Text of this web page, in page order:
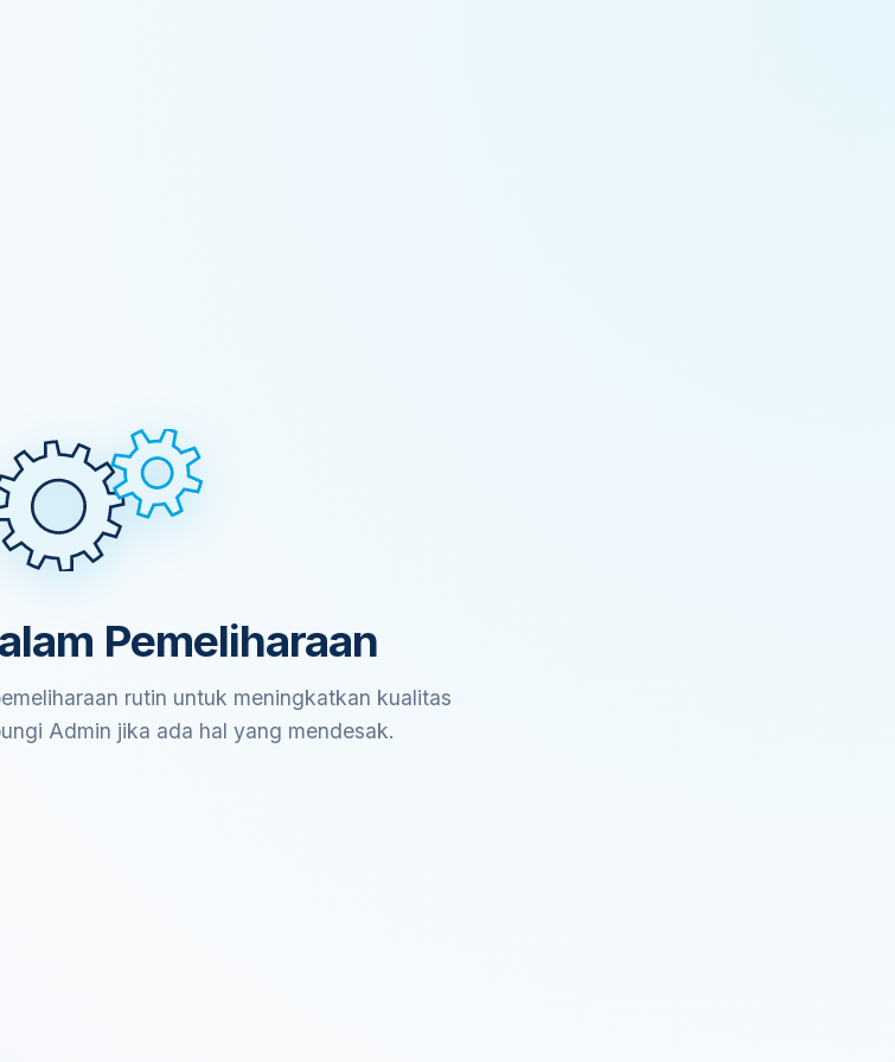
Pemeliharaan
rutin untuk meningkatkan kualitas
Admin jika ada hal yang mendesak.